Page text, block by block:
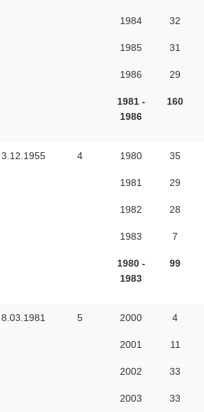
1984
1985
1986
1981 -
1986
32
31
29
160
3.12.1955 4 1980
1981
1982
1983
1980 -
1983
35
29
28
7
99
8.03.1981 5 2000
2001
2002
2003
4
11
33
33